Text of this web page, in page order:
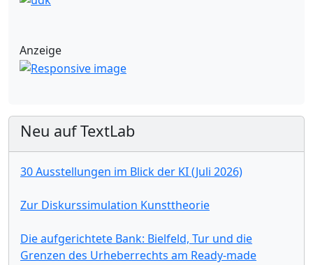
Anzeige
Neu auf TextLab
30 Ausstellungen im Blick der KI (Juli 2026)
Zur Diskurssimulation Kunsttheorie
Die aufgerichtete Bank: Bielfeld, Tur und die
Grenzen des Urheberrechts am Ready-made